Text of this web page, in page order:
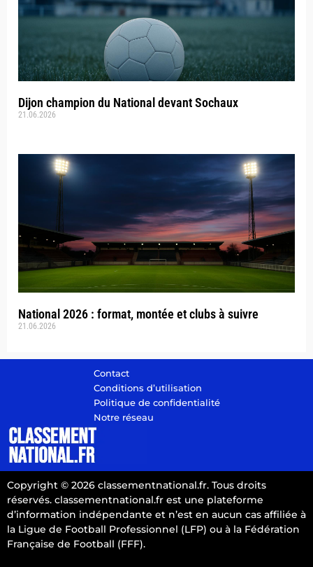
Dijon champion du National devant Sochaux
21.06.2026
National 2026 : format, montée et clubs à suivre
21.06.2026
Contact
Conditions d’utilisation
Politique de confidentialité
Notre réseau
Copyright © 2026 classementnational.fr. Tous droits
réservés. classementnational.fr est une plateforme
d’information indépendante et n’est en aucun cas affiliée à
la Ligue de Football Professionnel (LFP) ou à la Fédération
Française de Football (FFF).